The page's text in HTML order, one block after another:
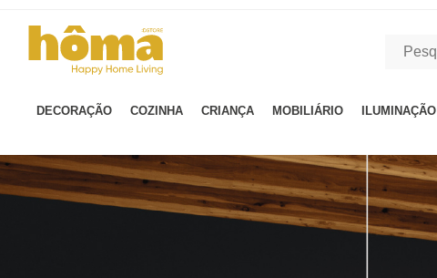
DECORAÇÃO COZINHA CRIANÇA MOBILIÁRIO ILUMINAÇÃO